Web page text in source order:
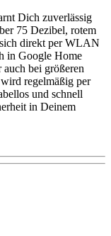
Dich zuverlässig
75 Dezibel, rotem
direkt per WLAN
in Google Home
bei größeren
regelmäßig per
und schnell
in Deinem